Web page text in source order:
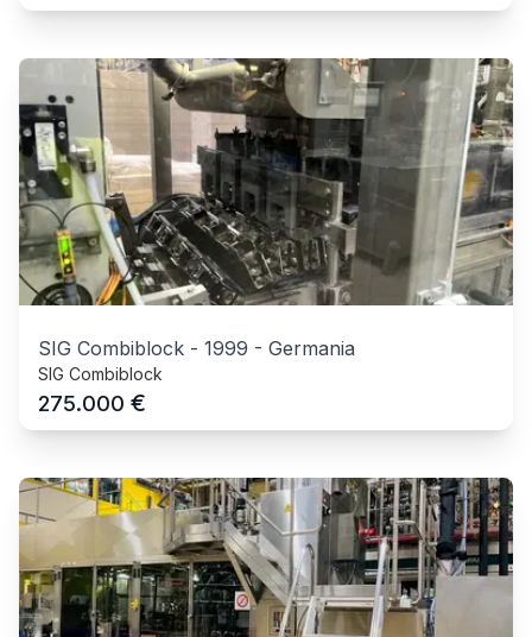
SIG Combiblock - 1999 - Germania
SIG Combiblock
275.000 €